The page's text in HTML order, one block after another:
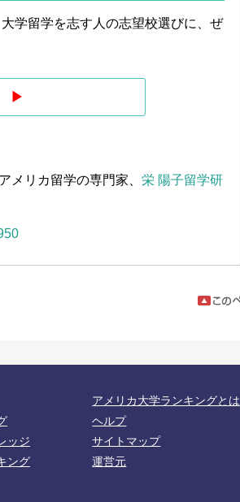
学留学を志す人の志望校選びに、ぜ
▶︎
メリカ留学の専門家、栄 陽子留学研
ッジ
ング
アメリカ大学ランキングとは
ヘルプ
サイトマップ
運営元